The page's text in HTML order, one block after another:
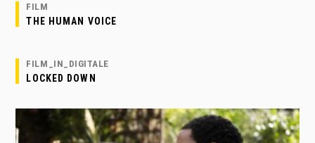
FILM
THE HUMAN VOICE
FILM_IN_DIGITALE
LOCKED DOWN